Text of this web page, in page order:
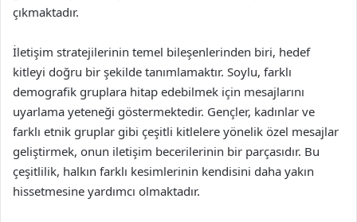
çıkmaktadır.
İletişim stratejilerinin temel bileşenlerinden biri, hedef
kitleyi doğru bir şekilde tanımlamaktır. Soylu, farklı
demografik gruplara hitap edebilmek için mesajlarını
uyarlama yeteneği göstermektedir. Gençler, kadınlar ve
farklı etnik gruplar gibi çeşitli kitlelere yönelik özel mesajlar
geliştirmek, onun iletişim becerilerinin bir parçasıdır. Bu
çeşitlilik, halkın farklı kesimlerinin kendisini daha yakın
hissetmesine yardımcı olmaktadır.